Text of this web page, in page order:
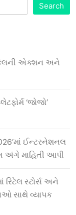
Search
એક્શન અને
‘જોજો’
ઈન્ટરનેશનલ
અંગે માહિતી આપી
રિટેલ સ્ટોર્સ અને
સાથે વ્યાપક